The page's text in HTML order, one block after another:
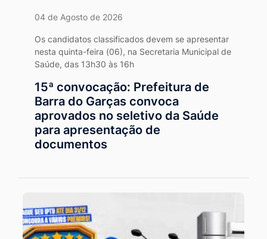
04 de Agosto de 2026
Os candidatos classificados devem se apresentar
nesta quinta-feira (06), na Secretaria Municipal de
Saúde, das 13h30 às 16h
15ª convocação: Prefeitura de
Barra do Garças convoca
aprovados no seletivo da Saúde
para apresentação de
documentos